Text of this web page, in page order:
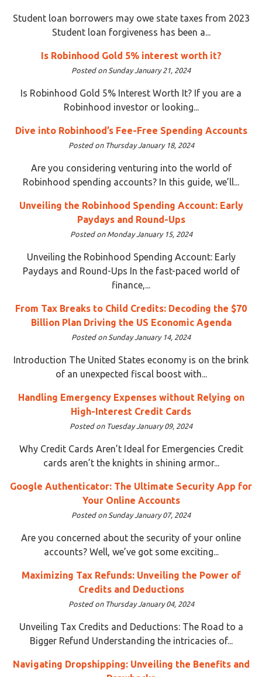
Student loan borrowers may owe state taxes from 2023
Student loan forgiveness has been a...
Is Robinhood Gold 5% interest worth it?
Posted on Sunday January 21, 2024
Is Robinhood Gold 5% Interest Worth It? If you are a
Robinhood investor or looking...
Dive into Robinhood’s Fee-Free Spending Accounts
Posted on Thursday January 18, 2024
Are you considering venturing into the world of
Robinhood spending accounts? In this guide, we’ll...
Unveiling the Robinhood Spending Account: Early
Paydays and Round-Ups
Posted on Monday January 15, 2024
Unveiling the Robinhood Spending Account: Early
Paydays and Round-Ups In the fast-paced world of
finance,...
From Tax Breaks to Child Credits: Decoding the $70
Billion Plan Driving the US Economic Agenda
Posted on Sunday January 14, 2024
Introduction The United States economy is on the brink
of an unexpected fiscal boost with...
Handling Emergency Expenses without Relying on
High-Interest Credit Cards
Posted on Tuesday January 09, 2024
Why Credit Cards Aren’t Ideal for Emergencies Credit
cards aren’t the knights in shining armor...
Google Authenticator: The Ultimate Security App for
Your Online Accounts
Posted on Sunday January 07, 2024
Are you concerned about the security of your online
accounts? Well, we’ve got some exciting...
Maximizing Tax Refunds: Unveiling the Power of
Credits and Deductions
Posted on Thursday January 04, 2024
Unveiling Tax Credits and Deductions: The Road to a
Bigger Refund Understanding the intricacies of...
Navigating Dropshipping: Unveiling the Benefits and